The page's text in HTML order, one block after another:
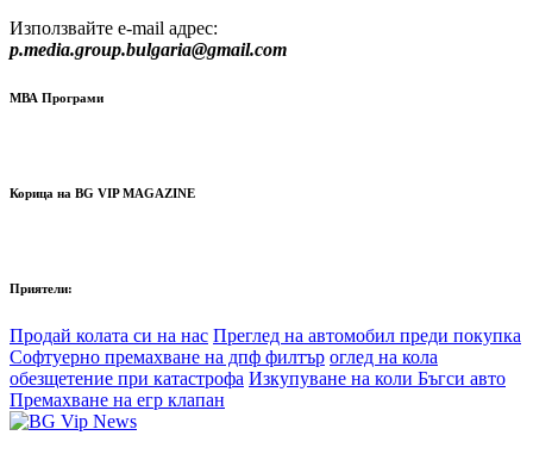
Използвайте e-mail адрес:
p.media.group.bulgaria@gmail.com
МВА Програми
Корица на BG VIP MAGAZINE
Приятели:
Продай колата си на нас Преглед на автомобил преди покупка
Софтуерно премахване на дпф филтър оглед на кола
обезщетение при катастрофа Изкупуване на коли Бъгси авто
Премахване на егр клапан